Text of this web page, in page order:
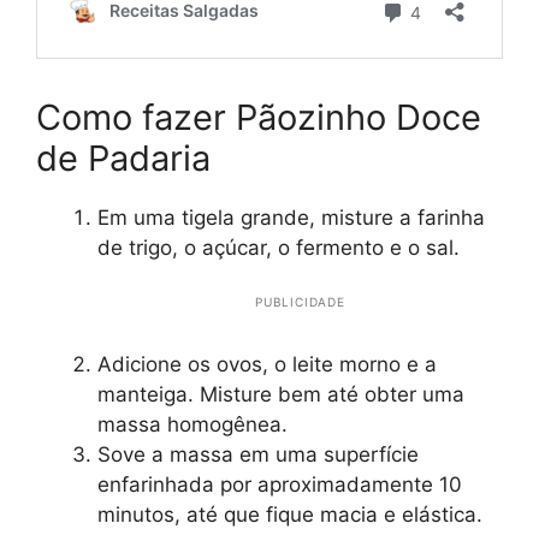
Como fazer Pãozinho Doce
de Padaria
Em uma tigela grande, misture a farinha
de trigo, o açúcar, o fermento e o sal.
PUBLICIDADE
Adicione os ovos, o leite morno e a
manteiga. Misture bem até obter uma
massa homogênea.
Sove a massa em uma superfície
enfarinhada por aproximadamente 10
minutos, até que fique macia e elástica.